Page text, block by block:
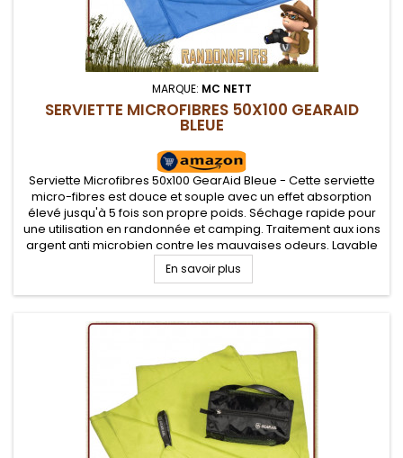
MARQUE: MC NETT
SERVIETTE MICROFIBRES 50X100 GEARAID
BLEUE
Serviette Microfibres 50x100 GearAid Bleue - Cette serviette
micro-fibres est douce et souple avec un effet absorption
élevé jusqu'à 5 fois son propre poids. Séchage rapide pour
une utilisation en randonnée et camping. Traitement aux ions
argent anti microbien contre les mauvaises odeurs. Lavable
en machine ou à la main. Sa douceur vous permet de...
En savoir plus